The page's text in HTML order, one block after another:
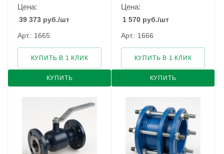
Цена:
39 373 руб./шт
Арт.: 1665
КУПИТЬ
КУПИТЬ В 1 КЛИК
Цена:
1 570 руб./шт
Арт.: 1666
КУПИТЬ
КУПИТЬ В 1 КЛИК